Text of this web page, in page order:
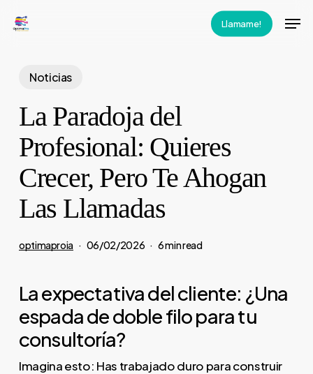
content
Llamame!
Noticias
La Paradoja del
Profesional: Quieres
Crecer, Pero Te Ahogan
Las Llamadas
optimaproia 06/02/2026 6 min read
La expectativa del cliente: ¿Una
espada de doble filo para tu
consultoría?
Imagina esto: Has trabajado duro para construir